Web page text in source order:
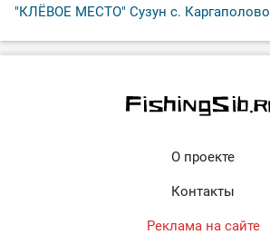
"КЛЁВОЕ МЕСТО" Сузун с. Каргаполово
О проекте
Контакты
Реклама на сайте